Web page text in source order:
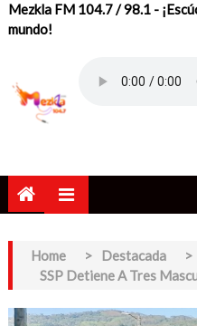
Mezkla FM 104.7 / 98.1 -
mundo!
Home > Destacada
>
SSP Detiene A Tres